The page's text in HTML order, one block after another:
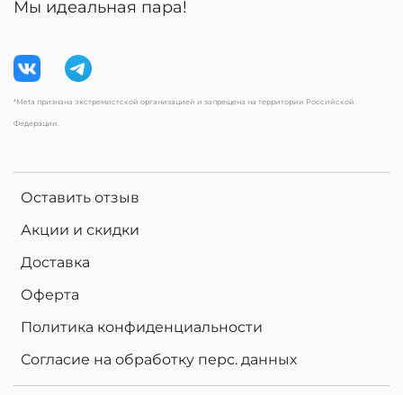
Оставить отзыв
Акции и скидки
Доставка
Оферта
Политика конфиденциальности
Согласие на обработку перс. данных
Мы идеальная пара!
*Meta признана экстремистской организацией и запрещена на территории Российской
Федерации.